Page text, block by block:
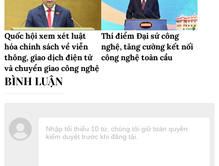
Quốc hội xem xét luật
hóa chính sách về viễn
thông, giao dịch điện tử
và chuyển giao công nghệ
Thí điểm Đại sứ công
nghệ, tăng cường kết nối
công nghệ toàn cầu